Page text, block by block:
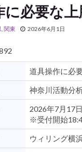
に必要な
, 関東 2026年6月1日
道具操作に必
神奈川活動分
2026年7月17
※受付開始
ウィリング横